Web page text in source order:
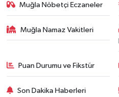
Muğla Nöbetçi Eczaneler
Muğla Namaz Vakitleri
Puan Durumu ve Fikstür
Son Dakika Haberleri